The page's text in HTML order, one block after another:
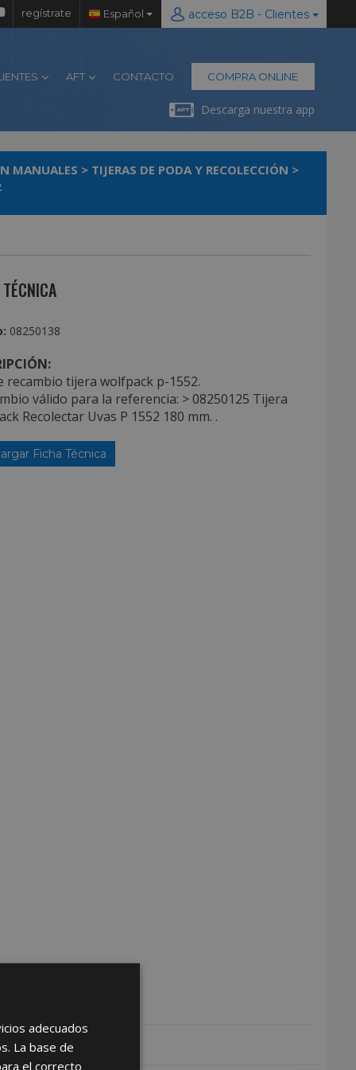
regístrate Español acceso B2B - Clientes
AFT CONTACTO COMPRA ONLINE
Descarga nuestra app
MANUALES > TIJERAS DE PODA Y RECOLECCIÓN >
08250138
recambio tijera wolfpack p-1552.
válido para la referencia: > 08250125 Tijera
Recolectar Uvas P 1552 180 mm. .
Ficha Técnica
adecuados
La base de
el correcto